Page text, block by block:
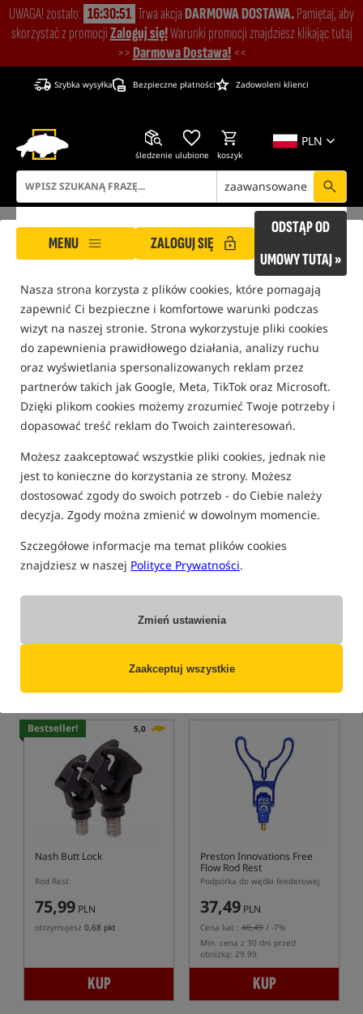
ROCKWORLD dba o Twoją prywatność!
Nasza strona korzysta z plików cookies, które pomagają
zapewnić Ci bezpieczne i komfortowe warunki podczas
wizyt na naszej stronie. Strona wykorzystuje pliki cookies
do zapewnienia prawidłowego działania, analizy ruchu
oraz wyświetlania spersonalizowanych reklam przez
partnerów takich jak Google, Meta, TikTok oraz Microsoft.
Dzięki plikom cookies możemy zrozumieć Twoje potrzeby i
dopasować treść reklam do Twoich zainteresowań.
Możesz zaakceptować wszystkie pliki cookies, jednak nie
jest to konieczne do korzystania ze strony. Możesz
dostosować zgody do swoich potrzeb - do Ciebie należy
decyzja. Zgody można zmienić w dowolnym momencie.
Szczegółowe informacje ma temat plików cookies
znajdziesz w naszej Polityce Prywatności.
Zmień ustawienia
Zaakceptuj wszystkie
UWAGA! zostało: 16:30:50 Trwa akcjaDARMOWA DOSTAWA.Pamiętaj, aby
skorzystać z promocjiZaloguj się!Warunki promocji znajdziesz klikając tutaj
>>Darmowa Dostawa! <<
Szybka wysyłka Bezpieczne płatności Zadowoleni klienci
PLN
śledzenie ulubione koszyk
zaawansowane
MENU ZALOGUJ SIĘ
ODSTĄP OD
UMOWY TUTAJ »
ROCKWORLD Słownik pojęć Rod Rest
SŁOWNIK POJĘĆ
K B R T S D M A 1 L Q W F P I G Z
O C U E Ł N H
Rod Rest
Rod Rest to uchwyt utrzymujacy dolnik wedki. Inaczej zwany
Back Rest.
PRODUKTY POWIĄZANE
Bestseller! 5,0
Nash Butt Lock
Rod Rest
75,99 PLN
otrzymujesz 0,68 pkt
KUP
Preston Innovations Free
Flow Rod Rest
Podpórka do wędki feederowej
37,49 PLN
Cena kat.: 40,49 / -7%
Min. cena z 30 dni przed
obniżką: 29.99
KUP